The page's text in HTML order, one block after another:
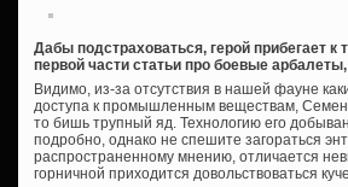
Дабы подстраховаться, герой прибегает
первой части статьи про боевые
Видимо, из-за отсутствия в нашей фауне
доступа к промышленным веществам, Семен
то бишь трупный яд. Технологию его
подробно, однако не спешите загораться
распространенному мнению, отличается
горничной приходится довольствоваться